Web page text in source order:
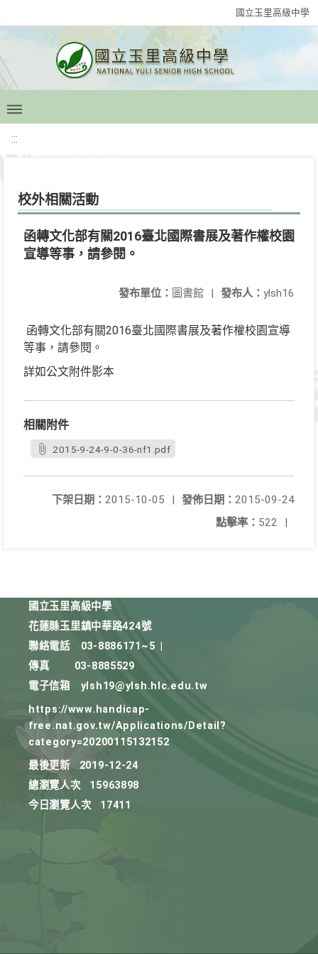
國立玉里高級中學
:::
校外相關活動
函轉文化部有關2016臺北國際書展及著作權校園
宣導等事，請參閱。
發布人： ylsh16
發布單位： 圖書館 |
函轉文化部有關2016臺北國際書展及著作權校園宣導
等事，請參閱。
詳如公文附件影本
相關附件
2015-9-24-9-0-36-nf1.pdf
發佈日期： 2015-09-24
下架日期： 2015-10-05
|
點擊率： 522 |
國立玉里高級中學
花蓮縣玉里鎮中華路424號
聯絡電話
03-8886171~5
傳真
03-8885529
電子信箱
ylsh19@ylsh.hlc.edu.tw
https://www.handicap-
free.nat.gov.tw/Applications/Detail?
category=20200115132152
最後更新
2019-12-24
總瀏覽人次
15963898
今日瀏覽人次
17411